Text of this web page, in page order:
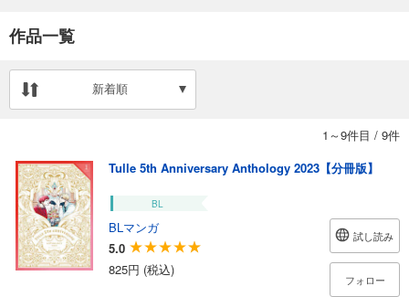
作品一覧
新着順
1～9件目 / 9件
Tulle 5th Anniversary Anthology 2023【分冊版】
BL
BLマンガ
5.0
825円 (税込)
試し読み
フォロー